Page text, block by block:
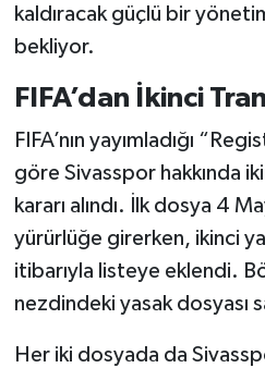
kaldıracak güçlü bir
bekliyor.
FIFA’dan İkinci
FIFA’nın yayımladığı
göre Sivasspor hakkında
kararı alındı. İlk dosya 4
yürürlüğe girerken, ikinci
itibarıyla listeye eklendi.
nezdindeki yasak dosyası
Her iki dosyada da